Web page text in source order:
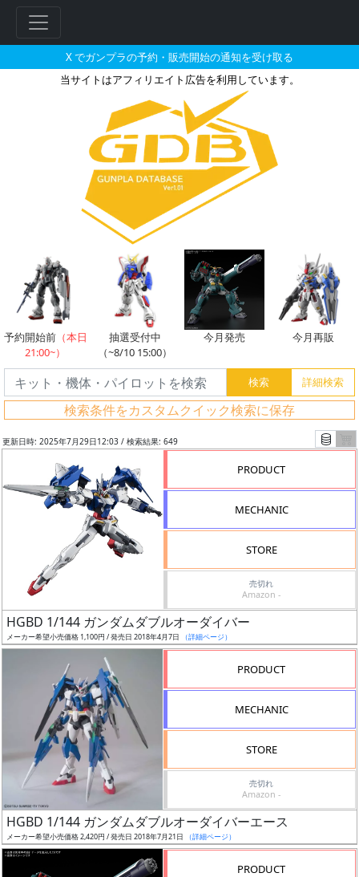
X でガンプラの予約・販売開始の通知を受け取る
当サイトはアフィリエイト広告を利用しています。
HGBD 1/144 ガンダムダブルオ
予約開始前（本日
21:00~）
抽選受付中
（~8/10 15:00）
今月発売 今月再販
検索条件をカスタムクイック検索に保存
フ
リ
索
グ
レ
ー
更新日時: 2025年7月29日12:03 / 検索結果: 649
PRODUCT
MECHANIC
STORE
売切れ
Amazon -
HGBD 1/144 ガンダムダブルオーダイバー
メーカー希望小売価格 1,100円 / 発売日 2018年4月7日 （詳細ページ）
PRODUCT
MECHANIC
STORE
売切れ
Amazon -
HGBD 1/144 ガンダムダブルオーダイバーエース
メーカー希望小売価格 2,420円 / 発売日 2018年7月21日 （詳細ページ）
PRODUCT